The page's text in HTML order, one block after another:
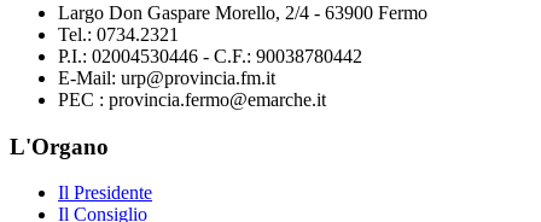
Largo Don Gaspare Morello, 2/4 - 63900 Fermo
Tel.: 0734.2321
P.I.: 02004530446 - C.F.: 90038780442
E-Mail: urp@provincia.fm.it
PEC : provincia.fermo@emarche.it
L'Organo
Il Presidente
Il Consiglio